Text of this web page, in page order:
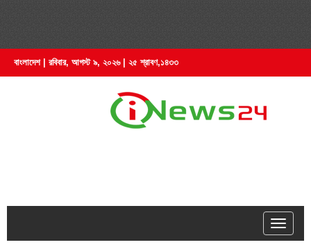
বাংলাদেশ | রবিবার, আগস্ট ৯, ২০২৬ | ২৫ শ্রাবণ,১৪৩৩